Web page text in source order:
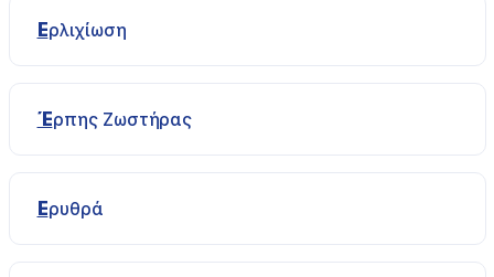
Ερλιχίωση
Έρπης Ζωστήρας
Ερυθρά